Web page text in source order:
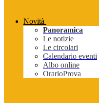
Novità
Panoramica
Le notizie
Le circolari
Calendario eventi
Albo online
OrarioProva